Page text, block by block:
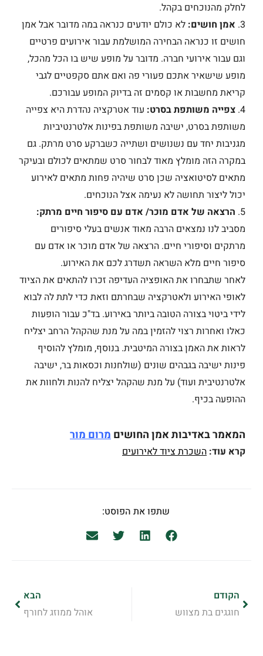
לחלק מהנוכחים בקהל.
3. אמן חושים: לא כולם יודעים כנראה במה מדובר אבל אמן
חושים זו כנראה הבחירה המושלמת עבור אירועים פרטיים
וגם עבור אירועי חברה. מדובר על מופע שיש בו הכל מהכל,
מופע שישאיר אתכם פעורי פה ואם אתם סקפטיים לגבי
קריאת מחשבות או קסמים זה בדיוק המופע עבורכם.
4. צפייה משותפת בסרט: עוד אטרקציה נהדרת היא צפייה
משותפת בסרט, ישיבה משותפת בפינות אלטרנטיביות
מגניבות יחד עם נשנושים ושתייה כשברקע סרט מרתק. גם
במקרה הזה מומלץ מאוד לבחור סרט שמתאים לכולם ובעיקר
מתאים לסיטואציה שכן סרט שיהיה פחות מתאים לאירוע
יכול ליצור תחושה לא נעימה אצל הנוכחים.
5. הרצאה של אדם מוכר/ אדם עם סיפור חיים מרתק:
מסביב לנו נמצאים הרבה מאוד אנשים בעלי סיפורים
מרתקים וסיפורי חיים. הרצאה של אדם מוכר או אדם עם
סיפור חיים מלא השראה תשדרג לכם את האירוע.
לאחר שתבחרו את האופציה העדיפה זכרו להתאים את הציוד
לאופי האירוע ולאטרקציה שבחרתם וזאת כדי לתת לה לבוא
לידי ביטוי בצורה הטובה ביותר באירוע. בד"כ עבור הופעות
כאלו ואחרות רצוי להזמין במה על מנת שהקהל הרחב יצליח
לראות את האמן בצורה המיטבית. בנוסף, מומלץ להוסיף
פינות ישיבה בגבהים שונים (שולחנות וכסאות בר, ישיבה
אלטרנטיבית ועוד) על מנת שהקהל יצליח להנות ולחוות את
ההופעה בכיף.
המאמר באדיבות אמן החושיםמרום מור
קרא עוד: השכרת ציוד לאירועים
שתפו את הפוסט:
הקודם
חוגגים בת מצווש
הבא
אוהל ממוזג לחורף